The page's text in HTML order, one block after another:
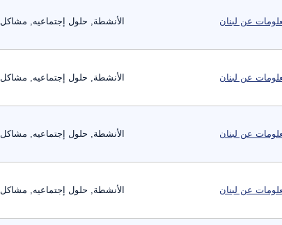
عن لبنان الأنشطة, حلول إجتماعيه, مشاكل
عن لبنان الأنشطة, حلول إجتماعيه, مشاكل
عن لبنان الأنشطة, حلول إجتماعيه, مشاكل
عن لبنان الأنشطة, حلول إجتماعيه, مشاكل